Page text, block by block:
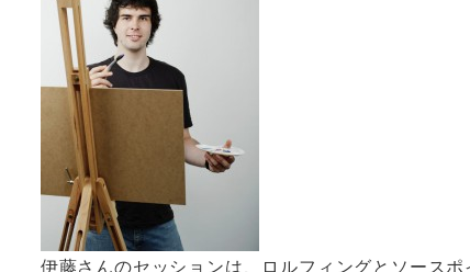
伊藤さんのセッションは、ロルフィングとソース